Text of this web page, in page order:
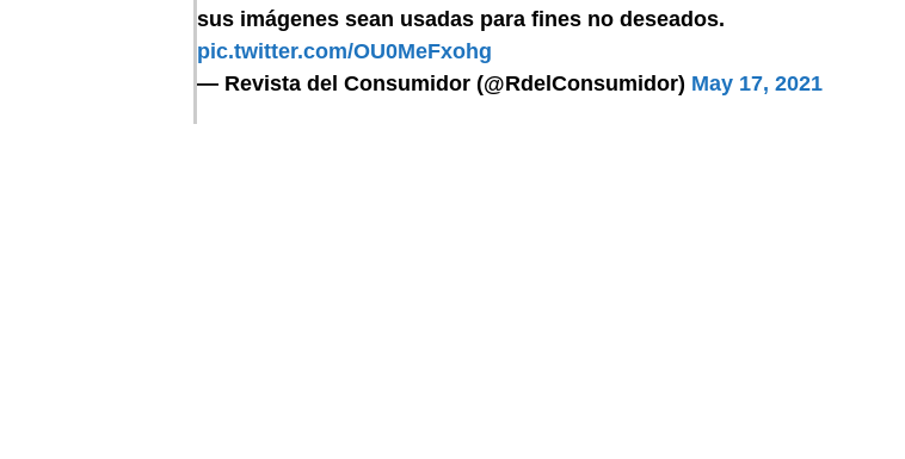
sus imágenes sean usadas para fines no deseados.
pic.twitter.com/OU0MeFxohg
— Revista del Consumidor (@RdelConsumidor) May 17, 2021